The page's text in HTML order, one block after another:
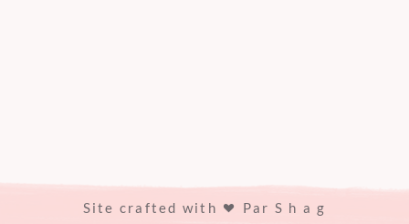
Site crafted with Par S h a g